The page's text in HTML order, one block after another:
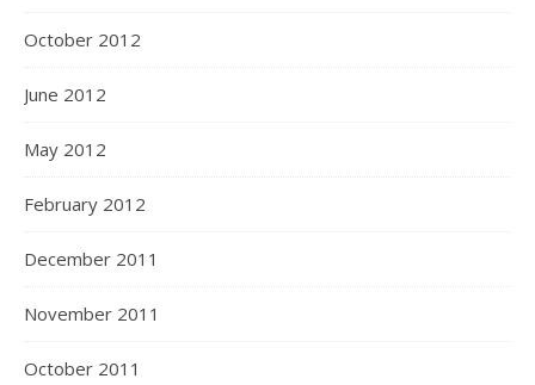
October 2012
June 2012
May 2012
February 2012
December 2011
November 2011
October 2011